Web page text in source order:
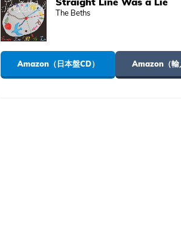
The Beths
Amazon（日本盤CD） Amazon（輸